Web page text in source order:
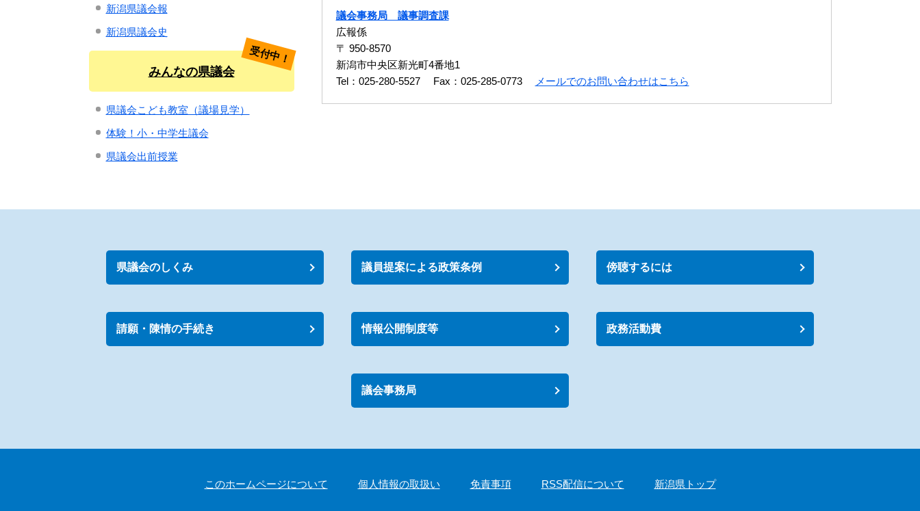
議会事務局 議事調査課
広報係
〒 950-8570
新潟市中央区新光町4番地1
Tel：025-280-5527
Fax：025-285-0773 メールでのお問い合わせはこちら
新潟県議会報
新潟県議会史
みんなの県議会
受付中！
県議会こども教室（議場見学）
体験！小・中学生議会
県議会出前授業
県議会のしくみ 議員提案による政策条例 傍聴するには
請願・陳情の手続き 情報公開制度等 政務活動費
議会事務局
このホームページについて 個人情報の取扱い 免責事項 RSS配信について 新潟県トップ